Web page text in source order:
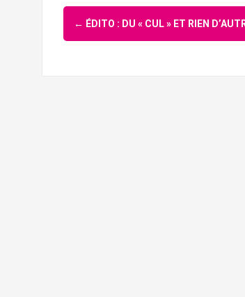
Navigation
d'article
← ÉDITO : DU « CUL » ET RIEN